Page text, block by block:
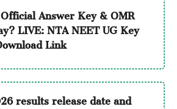
Answer Key & OMR
LIVE: NTA NEET UG Key
Link
results release date and